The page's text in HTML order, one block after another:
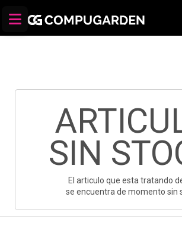
SIN
El articulo que esta tratando
se encuentra de momento sin